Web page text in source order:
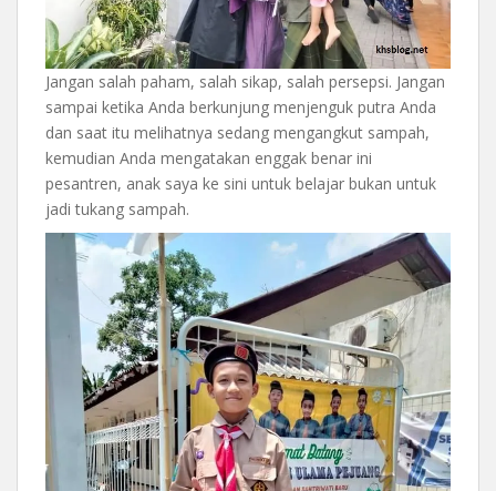
Jangan salah paham, salah sikap, salah persepsi. Jangan
sampai ketika Anda berkunjung menjenguk putra Anda
dan saat itu melihatnya sedang mengangkut sampah,
kemudian Anda mengatakan enggak benar ini
pesantren, anak saya ke sini untuk belajar bukan untuk
jadi tukang sampah.